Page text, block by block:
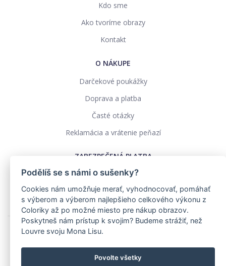
Kdo sme
Ako tvoríme obrazy
Kontakt
O NÁKUPE
Darčekové poukážky
Doprava a platba
Časté otázky
Reklamácia a vrátenie peňazí
ZABEZPEČENÁ PLATBA
Obchodné podmienky
Podělíš se s námi o sušenky?
Cookies nám umožňuje merať, vyhodnocovať, pomáhať
s výberom a výberom najlepšieho celkového výkonu z
Coloriky až po možné miesto pre nákup obrazov.
Poskytneš nám prístup k svojim? Budeme strážiť, než
Louvre svoju Mona Lisu.
Povolte všetky